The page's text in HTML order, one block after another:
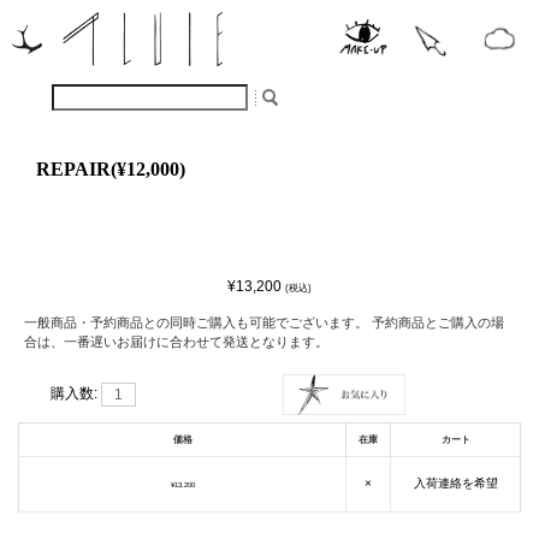
REPAIR(¥12,000)
¥13,200 (税込)
一般商品・予約商品との同時ご購入も可能でございます。 予約商品とご購入の場
合は、一番遅いお届けに合わせて発送となります。
購入数:
価格 在庫 カート
¥13,200 × 入荷連絡を希望